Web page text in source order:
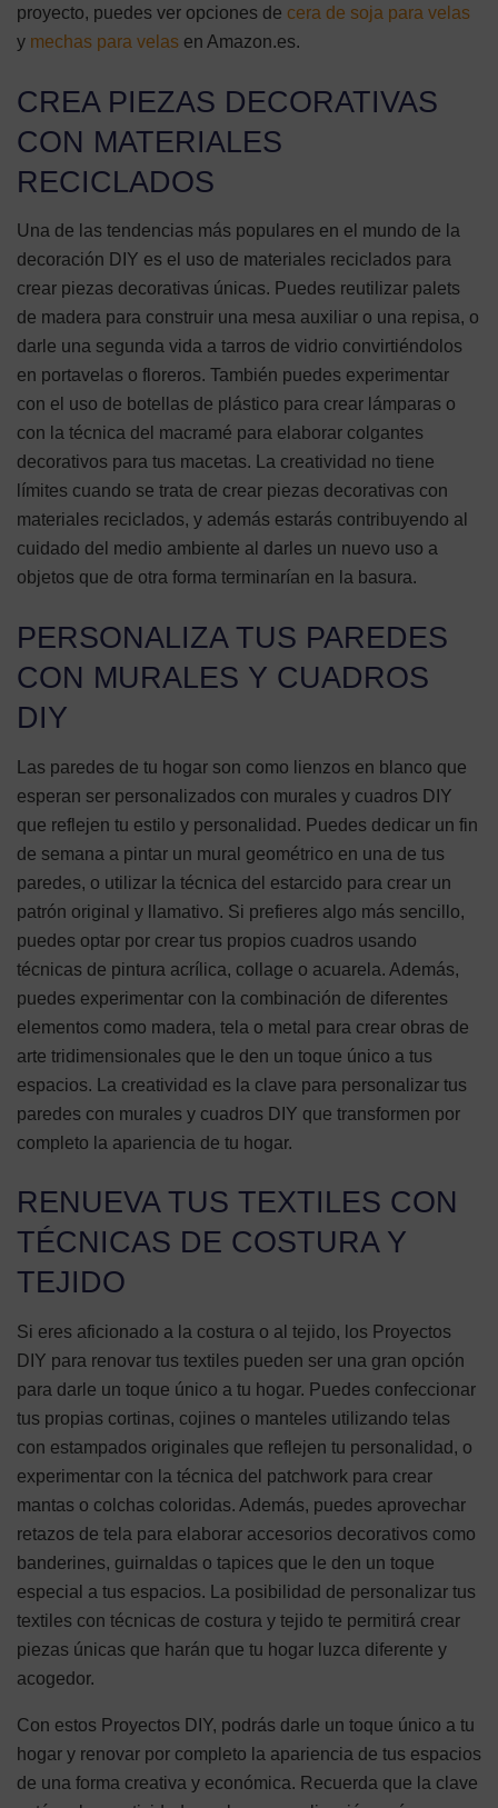
proyecto, puedes ver opciones de cera de soja para velas
y mechas para velas en Amazon.es.
CREA PIEZAS DECORATIVAS
CON MATERIALES
RECICLADOS
Una de las tendencias más populares en el mundo de la
decoración DIY es el uso de materiales reciclados para
crear piezas decorativas únicas. Puedes reutilizar palets
de madera para construir una mesa auxiliar o una repisa, o
darle una segunda vida a tarros de vidrio convirtiéndolos
en portavelas o floreros. También puedes experimentar
con el uso de botellas de plástico para crear lámparas o
con la técnica del macramé para elaborar colgantes
decorativos para tus macetas. La creatividad no tiene
límites cuando se trata de crear piezas decorativas con
materiales reciclados, y además estarás contribuyendo al
cuidado del medio ambiente al darles un nuevo uso a
objetos que de otra forma terminarían en la basura.
PERSONALIZA TUS PAREDES
CON MURALES Y CUADROS
DIY
Las paredes de tu hogar son como lienzos en blanco que
esperan ser personalizados con murales y cuadros DIY
que reflejen tu estilo y personalidad. Puedes dedicar un fin
de semana a pintar un mural geométrico en una de tus
paredes, o utilizar la técnica del estarcido para crear un
patrón original y llamativo. Si prefieres algo más sencillo,
puedes optar por crear tus propios cuadros usando
técnicas de pintura acrílica, collage o acuarela. Además,
puedes experimentar con la combinación de diferentes
elementos como madera, tela o metal para crear obras de
arte tridimensionales que le den un toque único a tus
espacios. La creatividad es la clave para personalizar tus
paredes con murales y cuadros DIY que transformen por
completo la apariencia de tu hogar.
RENUEVA TUS TEXTILES CON
TÉCNICAS DE COSTURA Y
TEJIDO
Si eres aficionado a la costura o al tejido, los Proyectos
DIY para renovar tus textiles pueden ser una gran opción
para darle un toque único a tu hogar. Puedes confeccionar
tus propias cortinas, cojines o manteles utilizando telas
con estampados originales que reflejen tu personalidad, o
experimentar con la técnica del patchwork para crear
mantas o colchas coloridas. Además, puedes aprovechar
retazos de tela para elaborar accesorios decorativos como
banderines, guirnaldas o tapices que le den un toque
especial a tus espacios. La posibilidad de personalizar tus
textiles con técnicas de costura y tejido te permitirá crear
piezas únicas que harán que tu hogar luzca diferente y
acogedor.
Con estos Proyectos DIY, podrás darle un toque único a tu
hogar y renovar por completo la apariencia de tus espacios
de una forma creativa y económica. Recuerda que la clave